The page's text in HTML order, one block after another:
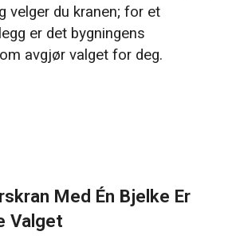
velger du kranen; for et
er det bygningens
avgjør valget for deg.
Med Én Bjelke Er
Valget